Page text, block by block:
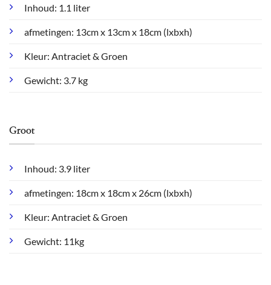
Inhoud: 1.1 liter
afmetingen: 13cm x 13cm x 18cm (lxbxh)
Kleur: Antraciet & Groen
Gewicht: 3.7 kg
Groot
Inhoud: 3.9 liter
afmetingen: 18cm x 18cm x 26cm (lxbxh)
Kleur: Antraciet & Groen
Gewicht: 11kg